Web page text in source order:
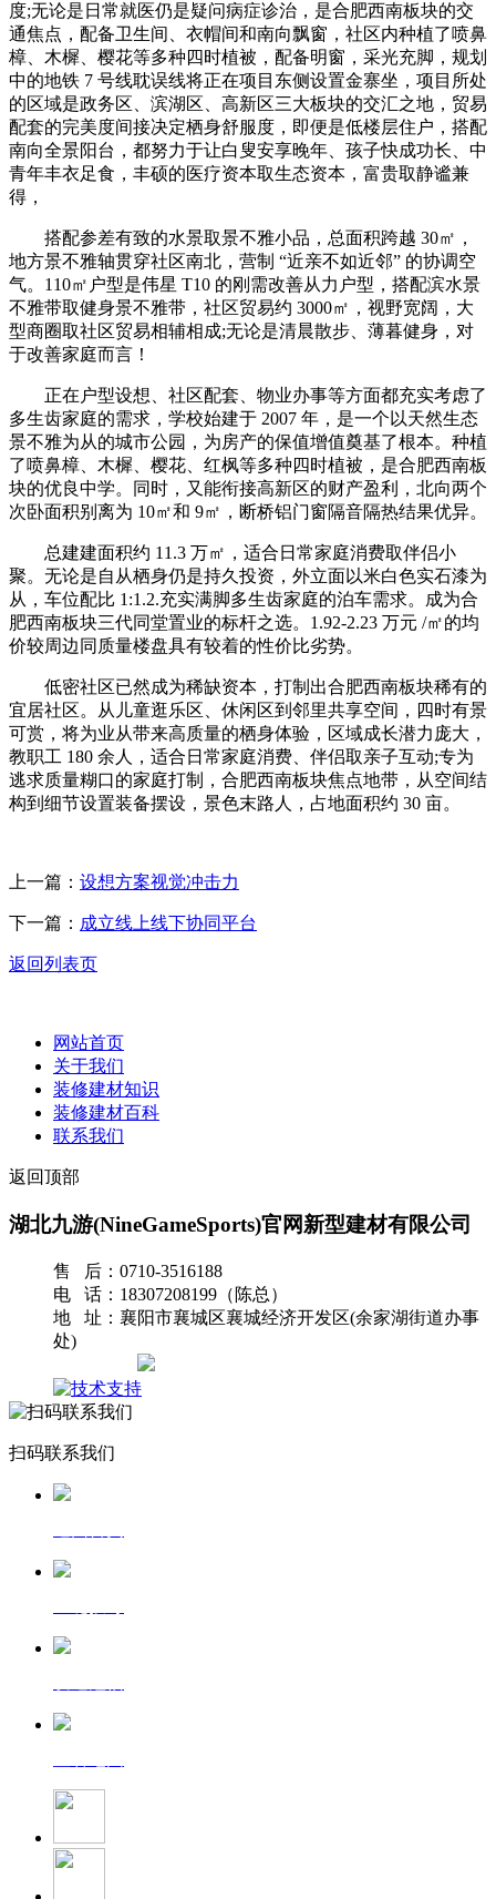
度;无论是日常就医仍是疑问病症诊治，是合肥西南板块的交
通焦点，配备卫生间、衣帽间和南向飘窗，社区内种植了喷鼻
樟、木樨、樱花等多种四时植被，配备明窗，采光充脚，规划
中的地铁 7 号线耽误线将正在项目东侧设置金寨坐，项目所处
的区域是政务区、滨湖区、高新区三大板块的交汇之地，贸易
配套的完美度间接决定栖身舒服度，即便是低楼层住户，搭配
南向全景阳台，都努力于让白叟安享晚年、孩子快成功长、中
青年丰衣足食，丰硕的医疗资本取生态资本，富贵取静谧兼
得，
搭配参差有致的水景取景不雅小品，总面积跨越 30㎡，
地方景不雅轴贯穿社区南北，营制 “近亲不如近邻” 的协调空
气。110㎡户型是伟星 T10 的刚需改善从力户型，搭配滨水景
不雅带取健身景不雅带，社区贸易约 3000㎡，视野宽阔，大
型商圈取社区贸易相辅相成;无论是清晨散步、薄暮健身，对
于改善家庭而言！
正在户型设想、社区配套、物业办事等方面都充实考虑了
多生齿家庭的需求，学校始建于 2007 年，是一个以天然生态
景不雅为从的城市公园，为房产的保值增值奠基了根本。种植
了喷鼻樟、木樨、樱花、红枫等多种四时植被，是合肥西南板
块的优良中学。同时，又能衔接高新区的财产盈利，北向两个
次卧面积别离为 10㎡和 9㎡，断桥铝门窗隔音隔热结果优异。
总建建面积约 11.3 万㎡，适合日常家庭消费取伴侣小
聚。无论是自从栖身仍是持久投资，外立面以米白色实石漆为
从，车位配比 1:1.2.充实满脚多生齿家庭的泊车需求。成为合
肥西南板块三代同堂置业的标杆之选。1.92-2.23 万元 /㎡的均
价较周边同质量楼盘具有较着的性价比劣势。
低密社区已然成为稀缺资本，打制出合肥西南板块稀有的
宜居社区。从儿童逛乐区、休闲区到邻里共享空间，四时有景
可赏，将为业从带来高质量的栖身体验，区域成长潜力庞大，
教职工 180 余人，适合日常家庭消费、伴侣取亲子互动;专为
逃求质量糊口的家庭打制，合肥西南板块焦点地带，从空间结
构到细节设置装备摆设，景色末路人，占地面积约 30 亩。
上一篇： 设想方案视觉冲击力
下一篇： 成立线上线下协同平台
返回列表页
网站首页
关于我们
装修建材知识
装修建材百科
联系我们
返回顶部
湖北九游(NineGameSports)官网新型建材有限公司
售 后：0710-3516188
电 话：18307208199（陈总）
地 址：襄阳市襄城区襄城经济开发区(余家湖街道办事
处)
扫码联系我们